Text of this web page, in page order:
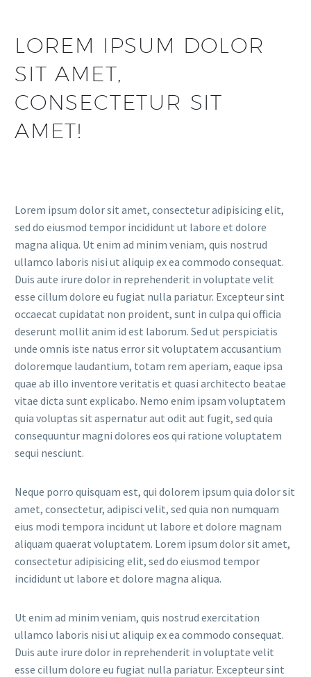
LOREM IPSUM DOLOR
SIT AMET,
CONSECTETUR SIT
AMET!
Lorem ipsum dolor sit amet, consectetur adipisicing elit,
sed do eiusmod tempor incididunt ut labore et dolore
magna aliqua. Ut enim ad minim veniam, quis nostrud
ullamco laboris nisi ut aliquip ex ea commodo consequat.
Duis aute irure dolor in reprehenderit in voluptate velit
esse cillum dolore eu fugiat nulla pariatur. Excepteur sint
occaecat cupidatat non proident, sunt in culpa qui officia
deserunt mollit anim id est laborum. Sed ut perspiciatis
unde omnis iste natus error sit voluptatem accusantium
doloremque laudantium, totam rem aperiam, eaque ipsa
quae ab illo inventore veritatis et quasi architecto beatae
vitae dicta sunt explicabo. Nemo enim ipsam voluptatem
quia voluptas sit aspernatur aut odit aut fugit, sed quia
consequuntur magni dolores eos qui ratione voluptatem
sequi nesciunt.
Neque porro quisquam est, qui dolorem ipsum quia dolor sit
amet, consectetur, adipisci velit, sed quia non numquam
eius modi tempora incidunt ut labore et dolore magnam
aliquam quaerat voluptatem. Lorem ipsum dolor sit amet,
consectetur adipisicing elit, sed do eiusmod tempor
incididunt ut labore et dolore magna aliqua.
Ut enim ad minim veniam, quis nostrud exercitation
ullamco laboris nisi ut aliquip ex ea commodo consequat.
Duis aute irure dolor in reprehenderit in voluptate velit
esse cillum dolore eu fugiat nulla pariatur. Excepteur sint